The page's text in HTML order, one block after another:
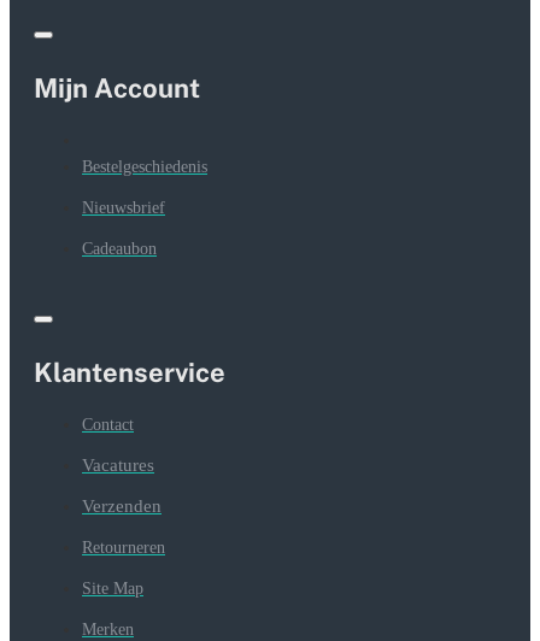
Mijn Account
Bestelgeschiedenis
Nieuwsbrief
Cadeaubon
Klantenservice
Contact
Vacatures
Verzenden
Retourneren
Site Map
Merken